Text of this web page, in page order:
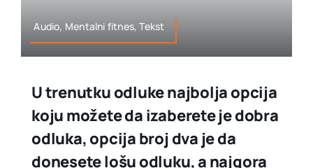
E-biblioteka
Audio, Mentalni fitnes, Tekst
U trenutku odluke najbolja opcija
koju možete da izaberete je dobra
odluka, opcija broj dva je da
donesete lošu odluku, a najgora